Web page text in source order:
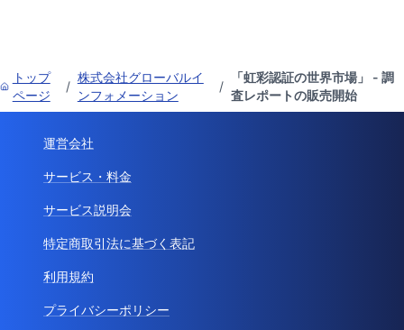
トップ
ページ
/
株式会社グローバルイ
ンフォメーション
/
「虹彩認証の世界市場」 - 調
査レポートの販売開始
運営会社
サービス・料金
サービス説明会
特定商取引法に基づく表記
利用規約
プライバシーポリシー